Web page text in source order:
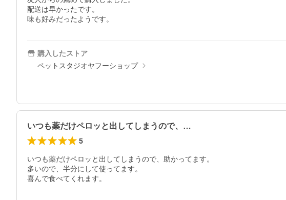
配送は早かったです。
味も好みだったようです。
購入したストア
ペットスタジオヤフーショップ
いつも薬だけペロッと出してしまうので、…
5
いつも薬だけペロッと出してしまうので、助かってます。
多いので、半分にして使ってます。
喜んで食べてくれます。